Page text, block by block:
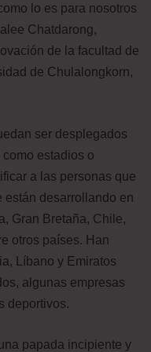
lo es para nosotros
Chatdarong,
de la facultad de
de Chulalongkorn,
ser desplegados
estadios o
a las personas que
están desarrollando en
Gran Bretaña, Chile,
otros países. Han
Líbano y Emiratos
algunas empresas
deportivos.
papada incipiente y